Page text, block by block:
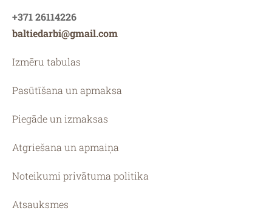
+371 26114226
baltiedarbi@gmail.com
Izmēru tabulas
Pasūtīšana un apmaksa
Piegāde un izmaksas
Atgriešana un apmaiņa
Noteikumi privātuma politika
Atsauksmes